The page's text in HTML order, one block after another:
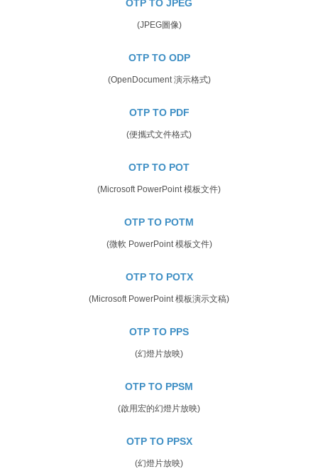
OTP TO JPEG
(JPEG圖像)
OTP TO ODP
(OpenDocument 演示格式)
OTP TO PDF
(便攜式文件格式)
OTP TO POT
(Microsoft PowerPoint 模板文件)
OTP TO POTM
(微軟 PowerPoint 模板文件)
OTP TO POTX
(Microsoft PowerPoint 模板演示文稿)
OTP TO PPS
(幻燈片放映)
OTP TO PPSM
(啟用宏的幻燈片放映)
OTP TO PPSX
(幻燈片放映)